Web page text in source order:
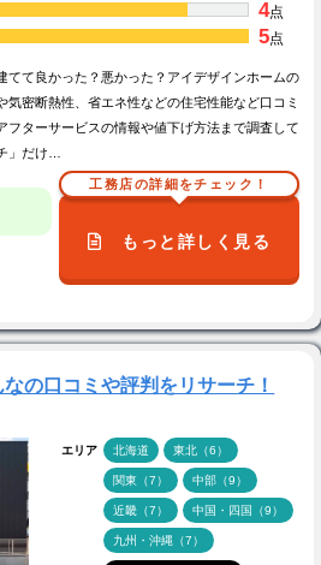
4点
5点
てて良かった？悪かった？アイデザインホームの
密断熱性、省エネ性などの住宅性能など口コミ
フターサービスの情報や値下げ方法まで調査して
」だけ…
工務店の詳細をチェック！
もっと詳しく見る
の口コミや評判をリサーチ！
エリア 北海道 東北（6）
関東（7） 中部（9）
近畿（7） 中国・四国（9）
九州・沖縄（7）